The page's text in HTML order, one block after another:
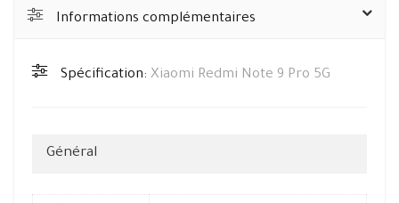
Informations complémentaires
Spécification: Xiaomi Redmi Note 9 Pro 5G
Général